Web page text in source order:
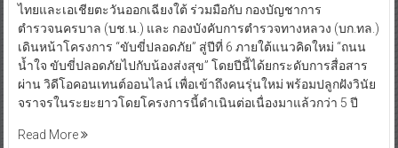
ไทยและเอเชียตะวันออกเฉียงใต้ ร่วมมือกับ กองบัญชาการ
ตำรวจนครบาล (บช.น.) และ กองบังคับการตำรวจทางหลวง (บก.ทล.)
เดินหน้าโครงการ “ขับขี่ปลอดภัย” สู่ปีที่ 6 ภายใต้แนวคิดใหม่ “ถนน
น้ำใจ ขับขี่ปลอดภัยไปกับน้องส่งสุข” โดยปีนี้ได้ยกระดับการสื่อสาร
ผ่าน วิดีโอคอนเทนต์ออนไลน์ เพื่อเข้าถึงคนรุ่นใหม่ พร้อมปลูกฝังวินัย
จราจรในระยะยาวโดยโครงการนี้ดำเนินต่อเนื่องมาแล้วกว่า 5 ปี
Read More